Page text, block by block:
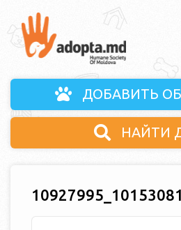
ДОБАВИТЬ
НАЙТИ